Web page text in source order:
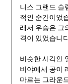
니스 그랜드 슬
적인 순간이었
래서 우승은 그
격이 있었습니
비슷한 시각인
비야에서 공이
마르는 그라운